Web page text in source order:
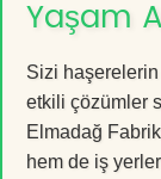
Yaşam
Sizi haşerelerin
etkili çözümler
Elmadağ
hem de iş